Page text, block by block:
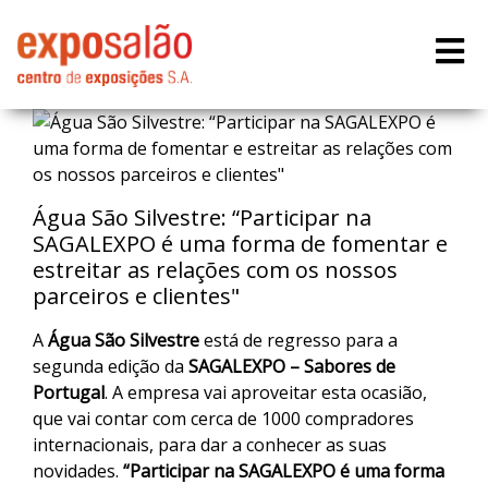
Água São Silvestre: “Participar na
SAGALEXPO é uma forma de fomentar e
estreitar as relações com os nossos
parceiros e clientes"
AÁgua São Silvestreestá de regresso para a
segunda edição da SAGALEXPO – Sabores de
Portugal. A empresa vai aproveitar esta ocasião,
que vai contar com cerca de 1000 compradores
internacionais, para dar a conhecer as suas
novidades. “Participar na SAGALEXPO é uma forma